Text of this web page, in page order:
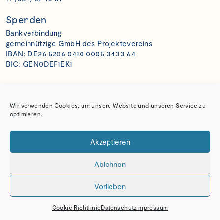
Wir verwenden Cookies, um unsere Website und unseren Service zu
optimieren.
Akzeptieren
Ablehnen
Vorlieben
Cookie RichtlinieDatenschutz Impressum
Spenden
Bankverbindung
gemeinnützige GmbH des Projektevereins
IBAN: DE26 5206 0410 0005 3433 64
BIC: GEN0DEF1EK1